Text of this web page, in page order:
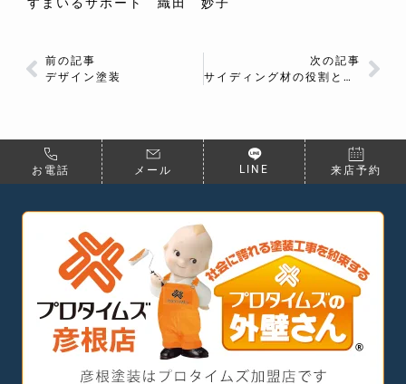
前の記事
デザイン塗装
次の記事
サイディング材の役割と特徴は？
お電話 メール LINE 来店予約